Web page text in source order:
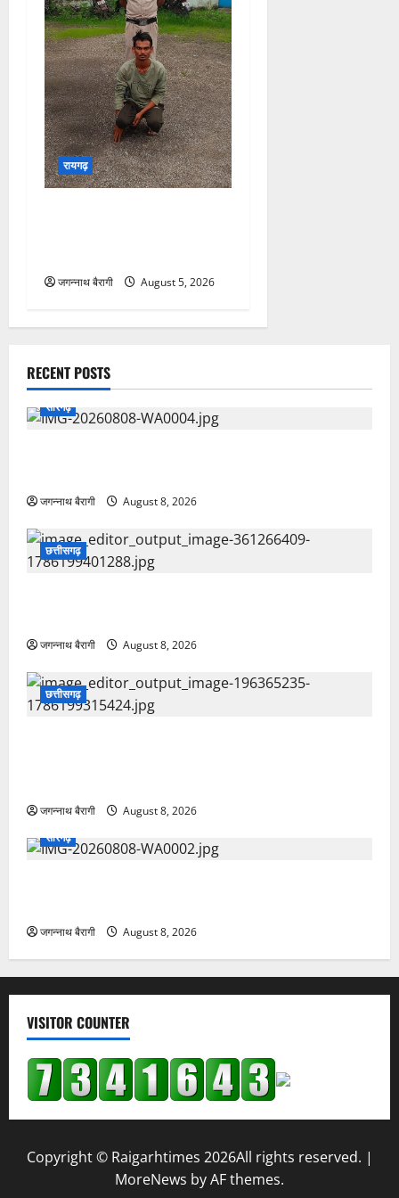
रायगढ़
रायगढ़:बाइक चोरी का पर्दाफाश,
बेचने से पहले ही आरोपी चढ़ा
पुलिस के हत्थे…
जगन्नाथ बैरागी August 5, 2026
तोड़ने वालों पर ₹5,200 का जुर्माना…
छत्तीसगढ़:मुक्तिधाम में पालतू कुत्ते का दाह संस्कार पर भड़के
लोग, परिवार बोला फैमिली का हिस्सा था मेरा डॉग…
जगन्नाथ बैरागी August 8, 2026
छत्तीसगढ़:चीफ जस्टिस की फोटो पर काला जादू, श्मशान घाट
में मरी मछली, नींबू और सिंदूर मिला युवक ने बताया क्यों कराई
तांत्रिक क्रिया…
जगन्नाथ बैरागी
August 8, 2026
विधायक उत्तरी जांगड़े ने 10 लाख की घोषणा…
Copyright © Raigarhtimes 2026All rights reserved.
MoreNewsby AF themes.